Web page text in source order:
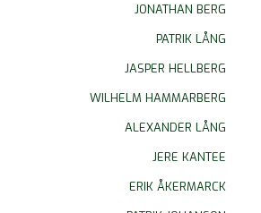
JONATHAN BERG
PATRIK LÅNG
JASPER HELLBERG
WILHELM HAMMARBERG
ALEXANDER LÅNG
JERE KANTEE
ERIK ÅKERMARCK